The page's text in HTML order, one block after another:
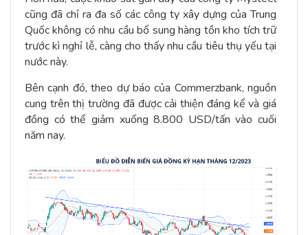
cũng đã chỉ ra đa số các công ty xây dựng của Trung
Quốc không có nhu cầu bổ sung hàng tồn kho tích trữ
trước kì nghỉ lễ, càng cho thấy nhu cầu tiêu thụ yếu tại
nước này.
Bên cạnh đó, theo dự báo của Commerzbank, nguồn
cung trên thị trường đã được cải thiện đáng kể và giá
đồng có thể giảm xuống 8.800 USD/tấn vào cuối
năm nay.